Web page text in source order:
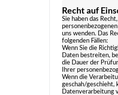
Recht auf
Sie haben das
uns wenden. Das
folgenden Fällen:
Wenn Sie die
Daten bestreiten,
die Dauer der
Ihrer
Wenn die
geschah/geschieht,
Datenverarbeitung